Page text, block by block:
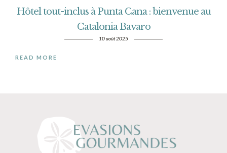
Hôtel tout-inclus à Punta Cana : bienvenue au
Catalonia Bavaro
10 août 2025
READ MORE